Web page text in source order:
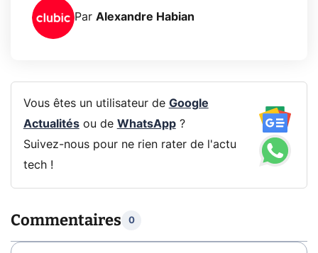
Par Alexandre Habian
Vous êtes un utilisateur de Google
Actualitésou de WhatsApp?
Suivez-nous pour ne rien rater de l'actu
tech !
Commentaires 0